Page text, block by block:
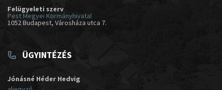
Felügyeleti szerv
Pest Megyei Kormányhivatal
1052 Budapest, Városháza utca 7.
ÜGYINTÉZÉS
Jónásné Héder Hedvig